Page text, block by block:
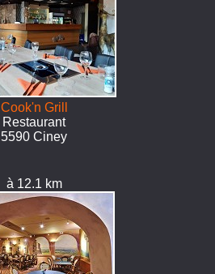
Cook'n Grill
Restaurant
5590 Ciney
à 12.1 km